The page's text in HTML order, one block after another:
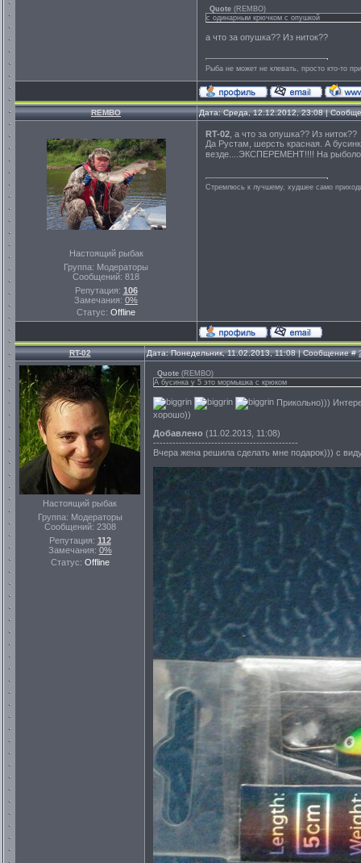
Quote (REMBO)
с одинарным крючком с опушкой
а что за опушка?? Из ниток??
Рыба не может не клевать, просто кто-то
REMBO Дата: Среда, 12.12.2012, 23:08 |
Настоящий рыбак
Группа: Модераторы
Сообщений: 818
Репутация: 106
Замечания: 0%
Статус: Offline
RT-02 , а что за опушка?? Из ниток??
Да Рустам, шерсть красная. А
везде....ЭКСПЕРЕМЕНТ!!!! На
Стремлюсь к лучшему, худшее само
RT-02 Дата: Понедельник, 11.02.2013, 11:08 | Сообщение #
Настоящий рыбак
Группа: Модераторы
Сообщений: 2308
Репутация: 112
Замечания: 0%
Статус: Offline
Quote (REMBO)
А бусинка у 5 это мормышка с крюком
Прикольно)))
хорошо))
Добавлено (11.02.2013, 11:08)
---------------------------------------------
Вчера жена решила сделать мне подарок))) с